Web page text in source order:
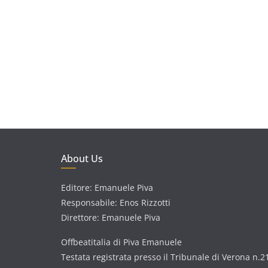
About Us
Editore: Emanuele Piva
Responsabile: Enos Rizzotti
Direttore: Emanuele Piva
Offbeatitalia di Piva Emanuele
Testata registrata presso il Tribunale di Verona